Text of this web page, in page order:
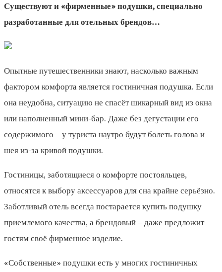
Существуют и «фирменные» подушки, специально
разработанные для отельных брендов…
Опытные путешественники знают, насколько важным
фактором комфорта является гостиничная подушка. Если
она неудобна, ситуацию не спасёт шикарный вид из окна
или наполненный мини-бар. Даже без дегустации его
содержимого – у туриста наутро будут болеть голова и
шея из-за кривой подушки.
Гостиницы, заботящиеся о комфорте постояльцев,
относятся к выбору аксессуаров для сна крайне серьёзно.
Заботливый отель всегда постарается купить подушку
приемлемого качества, а брендовый – даже предложит
гостям своё фирменное изделие.
«Собственные» подушки есть у многих гостиничных